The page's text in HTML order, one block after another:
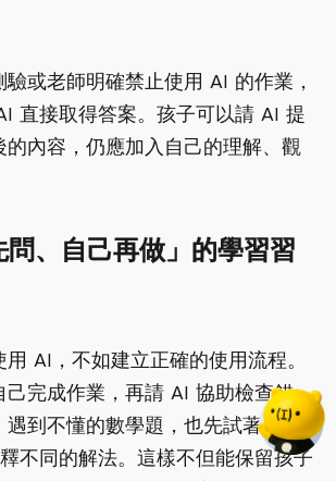
或老師明確禁止使用 AI 的作業，
直接取得答案。孩子可以請 AI 提
的內容，仍應加入自己的理解、觀
、自己再做」的學習習
AI，不如建立正確的使用流程。
己完成作業，再請 AI 協助檢查錯
遇到不懂的數學題，也先試著解一
不同的解法。這樣不但能保留孩子